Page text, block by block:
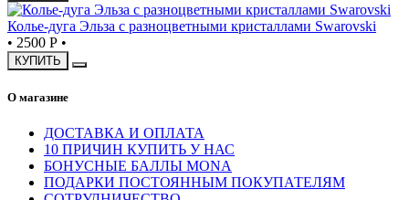
Колье-дуга Эльза с разноцветными кристаллами Swarovski
• 2500 Р •
КУПИТЬ
О магазине
ДОСТАВКА И ОПЛАТА
10 ПРИЧИН КУПИТЬ У НАС
БОНУСНЫЕ БАЛЛЫ MONA
ПОДАРКИ ПОСТОЯННЫМ ПОКУПАТЕЛЯМ